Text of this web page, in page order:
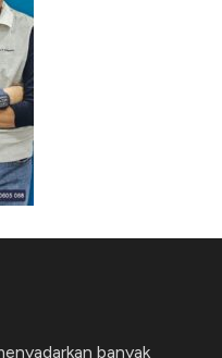
banyak